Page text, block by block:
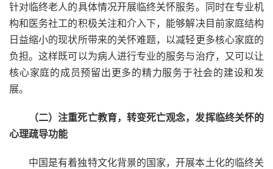
针对临终老人的具体情况开展临终关怀服务。同时在专业机
构和医务社工的积极关注和介入下，能够解决目前家庭结构
日益缩小的现状所带来的关怀难题，以减轻更多核心家庭的
负担。这样既可以为病人进行专业的服务与治疗，又可以让
核心家庭的成员预留出更多的精力服务于社会的建设和发
展。
（二）注重死亡教育，转变死亡观念，发挥临终关怀的
心理疏导功能
中国是有着独特文化背景的国家，开展本土化的临终关